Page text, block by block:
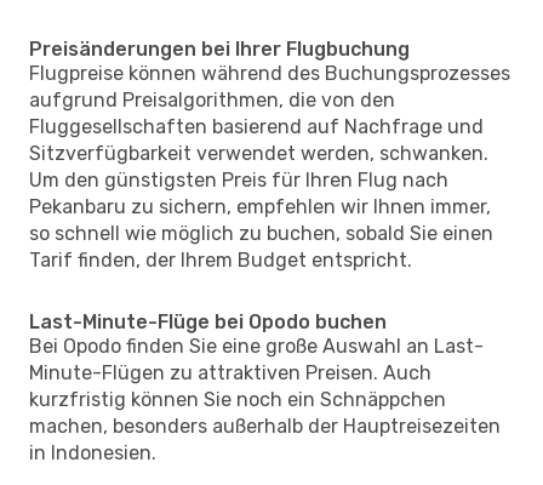
Preisänderungen bei Ihrer Flugbuchung
Flugpreise können während des Buchungsprozesses
aufgrund Preisalgorithmen, die von den
Fluggesellschaften basierend auf Nachfrage und
Sitzverfügbarkeit verwendet werden, schwanken.
Um den günstigsten Preis für Ihren Flug nach
Pekanbaru zu sichern, empfehlen wir Ihnen immer,
so schnell wie möglich zu buchen, sobald Sie einen
Tarif finden, der Ihrem Budget entspricht.
Last-Minute-Flüge bei Opodo buchen
Bei Opodo finden Sie eine große Auswahl an Last-
Minute-Flügen zu attraktiven Preisen. Auch
kurzfristig können Sie noch ein Schnäppchen
machen, besonders außerhalb der Hauptreisezeiten
in Indonesien.